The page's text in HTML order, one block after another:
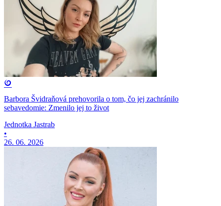
Barbora Švidraňová prehovorila o tom, čo jej zachránilo
sebavedomie: Zmenilo jej to život
Jednotka Jastrab
•
26. 06. 2026